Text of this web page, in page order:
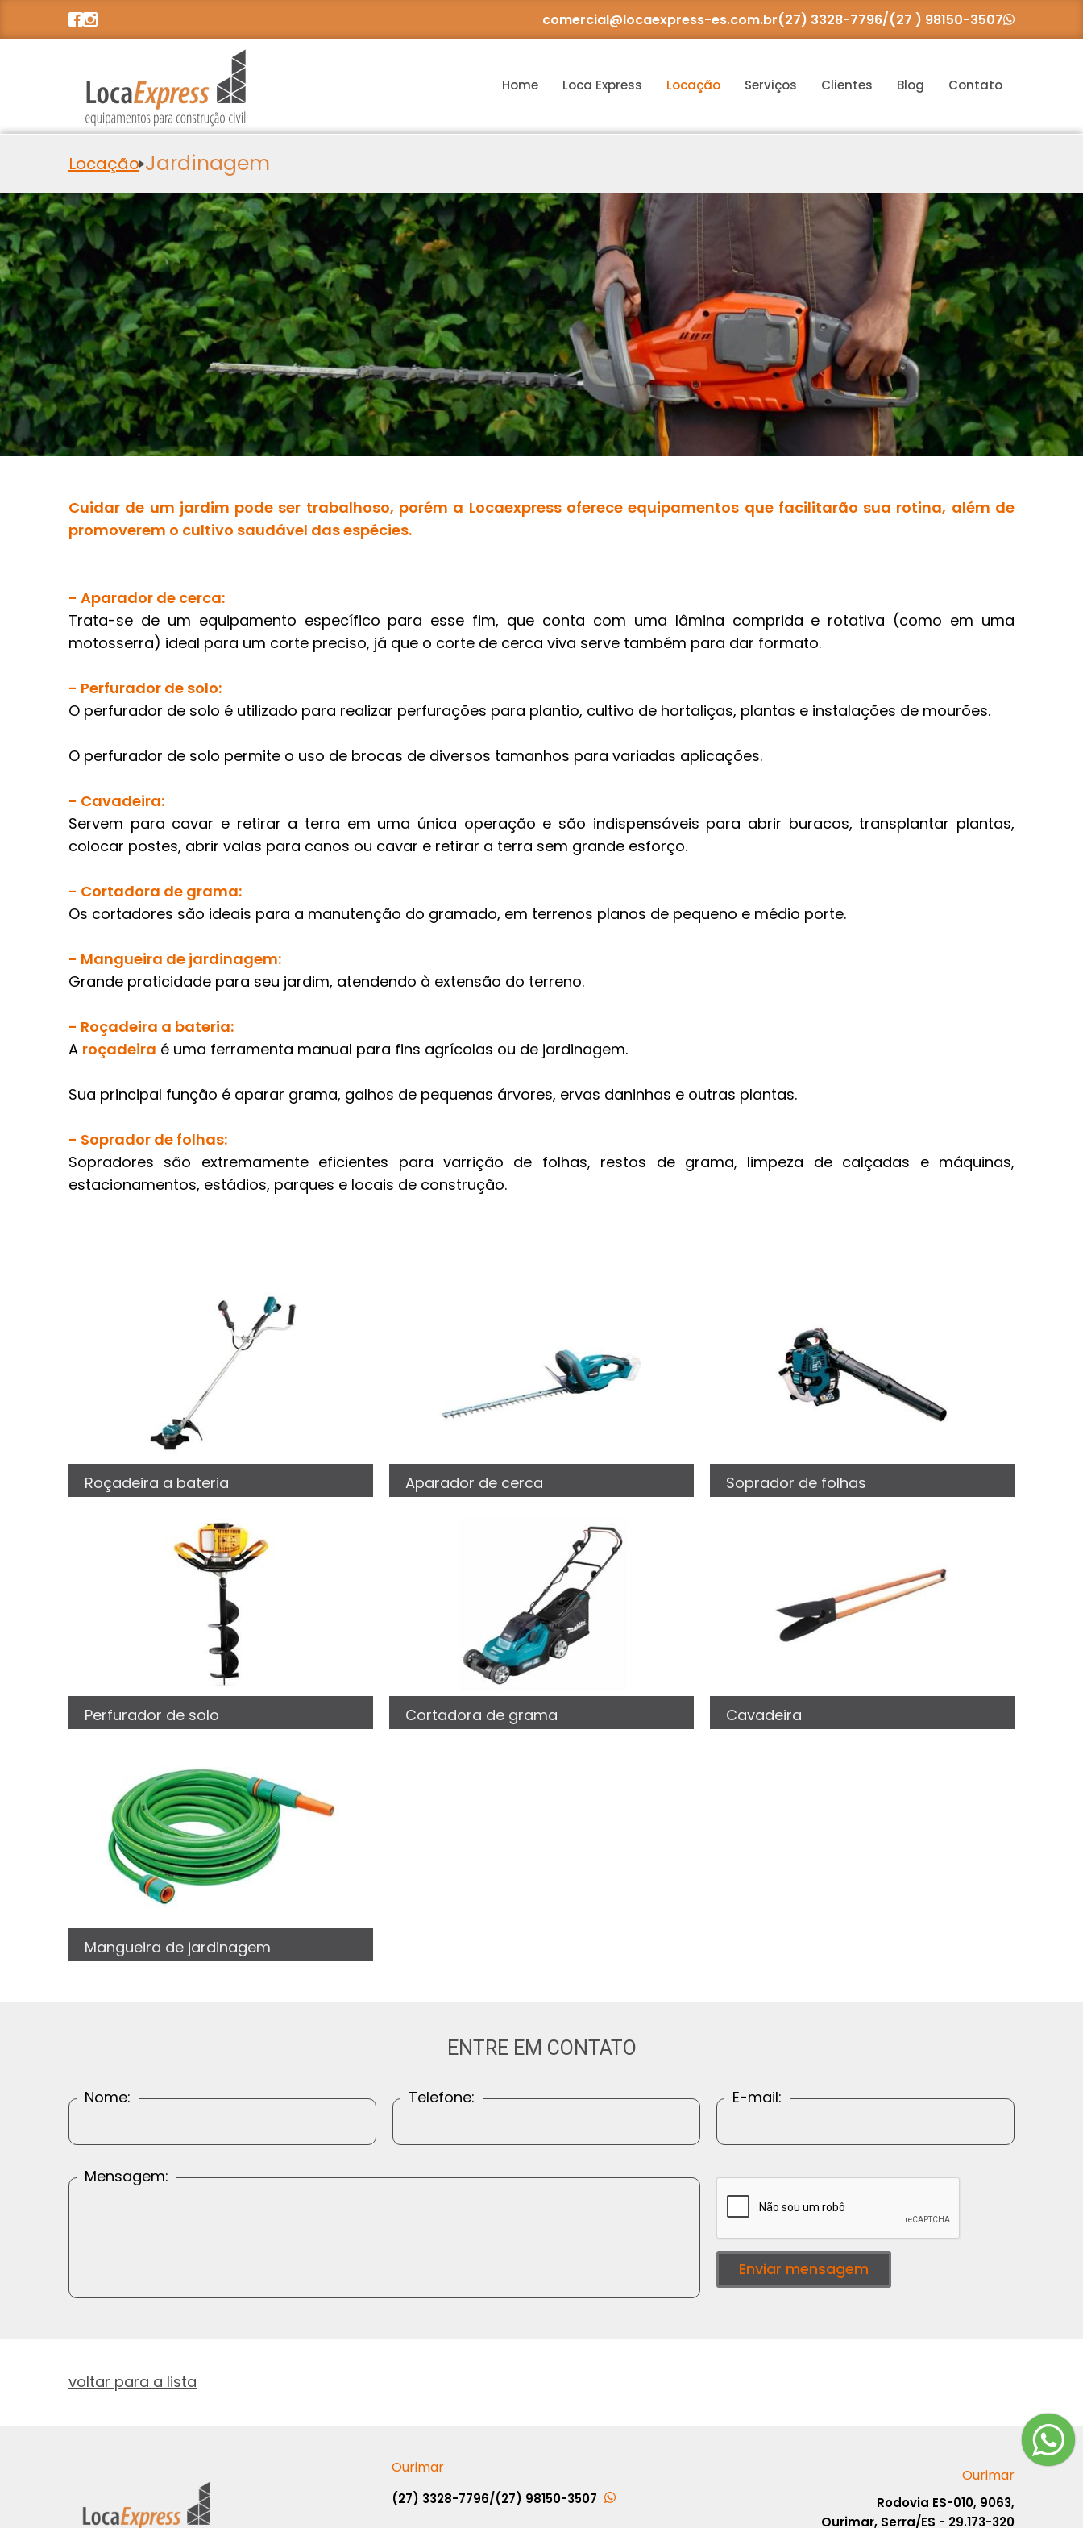
comercial@locaexpress-es.com.br(27) 3328-7796/(27 ) 98150-3507
Home Loca Express Locação Serviços Clientes Blog Contato
Locação Jardinagem
Cuidar de um jardim pode ser trabalhoso, porém a Locaexpress oferece equipamentos que facilitarão sua rotina, além de
promoverem o cultivo saudável das espécies.
- Aparador de cerca:
Trata-se de um equipamento específico para esse fim, que conta com uma lâmina comprida e rotativa (como em uma
motosserra) ideal para um corte preciso, já que o corte de cerca viva serve também para dar formato.
- Perfurador de solo:
O perfurador de solo é utilizado para realizar perfurações para plantio, cultivo de hortaliças, plantas e instalações de mourões.
O perfurador de solo permite o uso de brocas de diversos tamanhos para variadas aplicações.
- Cavadeira:
Servem para cavar e retirar a terra em uma única operação e são indispensáveis para abrir buracos, transplantar plantas,
colocar postes, abrir valas para canos ou cavar e retirar a terra sem grande esforço.
- Cortadora de grama:
Os cortadores são ideais para a manutenção do gramado, em terrenos planos de pequeno e médio porte.
- Mangueira de jardinagem:
Grande praticidade para seu jardim, atendendo à extensão do terreno.
- Roçadeira a bateria:
A roçadeira é uma ferramenta manual para fins agrícolas ou de jardinagem.
Sua principal função é aparar grama, galhos de pequenas árvores, ervas daninhas e outras plantas.
- Soprador de folhas:
Sopradores são extremamente eficientes para varrição de folhas, restos de grama, limpeza de calçadas e máquinas,
estacionamentos, estádios, parques e locais de construção.
Roçadeira a bateria Aparador de cerca Soprador de folhas
Perfurador de solo Cortadora de grama Cavadeira
Mangueira de jardinagem
ENTRE EM CONTATO
Nome: Telefone: E-mail:
Mensagem:
Enviar mensagem
voltar para a lista
Ourimar
(27) 3328-7796/(27) 98150-3507
Ourimar
Rodovia ES-010, 9063,
Ourimar, Serra/ES - 29.173-320